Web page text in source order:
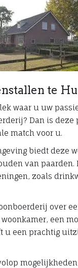
te
waar u uw
Dan is
match voor u.
biedt deze
van
zoals
over
een
u een prachtig